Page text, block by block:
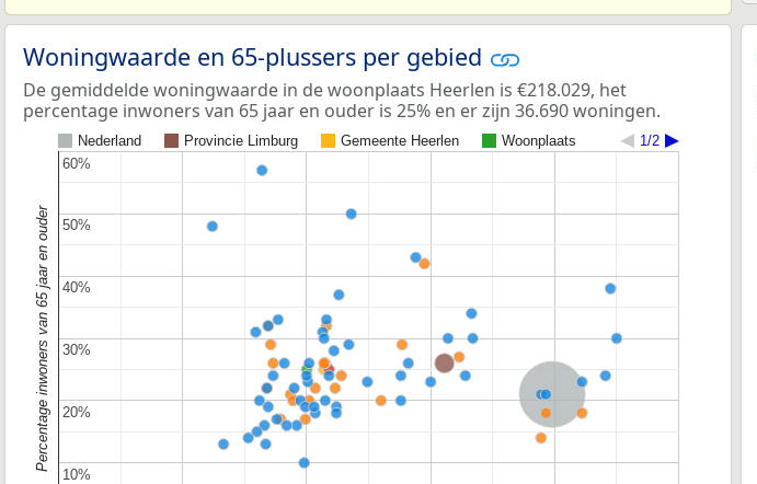
Woningwaarde en 65-plussers per gebied
De gemiddelde woningwaarde in de woonplaats Heerlen is €218.029, het
percentage inwoners van 65 jaar en ouder is 25% en er zijn 36.690 woningen.
Nederland Provincie Limburg Gemeente Heerlen Woonplaats 1/2
Nederland
10%
10%
20%
20%
30%
30%
40%
40%
50%
50%
60%
60%
Percentage inwoners van 65 jaar en ouder